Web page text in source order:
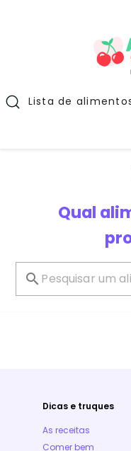
Lista de
Qual
Dicas e truques
As receitas
Comer bem